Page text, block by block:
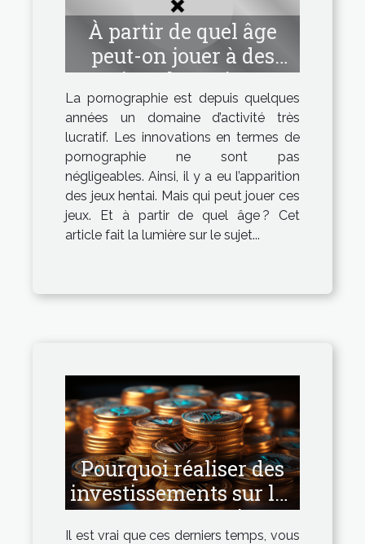
À partir de quel âge
peut-on jouer à des
jeux hentai ?
La pornographie est depuis quelques
années un domaine d’activité très
lucratif. Les innovations en termes de
pornographie ne sont pas
négligeables. Ainsi, il y a eu l’apparition
des jeux hentai. Mais qui peut jouer ces
jeux. Et à partir de quel âge ? Cet
article fait la lumière sur le sujet...
Pourquoi réaliser des
investissements sur les
cryptos monnaies ?
Il est vrai que ces derniers temps, vous